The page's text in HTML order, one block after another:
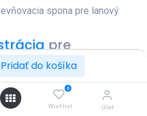
do košíka
0
Wishlist Účet
spona pre lanový
pre